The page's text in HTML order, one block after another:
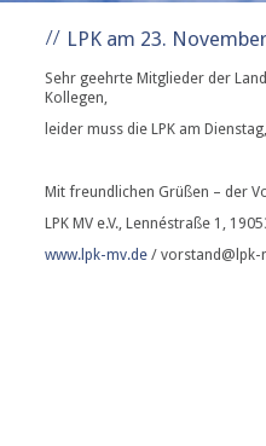
LPK am 23.
Sehr geehrte Mitglieder der
Kollegen,
leider muss die LPK am
Mit freundlichen Grüßen – der
LPK MV e.V., Lennéstraße 1,
www.lpk-mv.de / vorstand@lpk-